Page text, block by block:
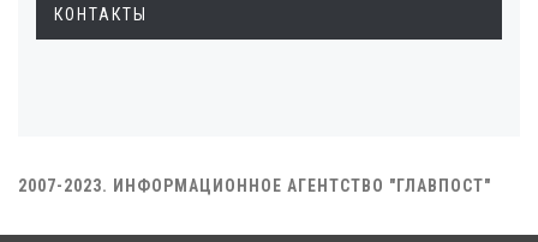
КОНТАКТЫ
2007-2023. ИНФОРМАЦИОННОЕ АГЕНТСТВО "ГЛАВПОСТ"